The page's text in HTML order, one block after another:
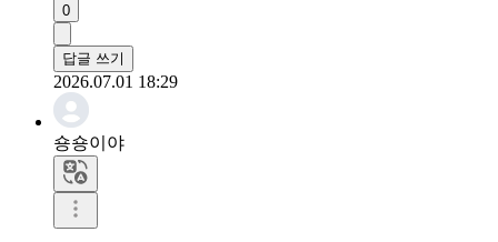
0
답글 쓰기
2026.07.01 18:29
숑숑이야